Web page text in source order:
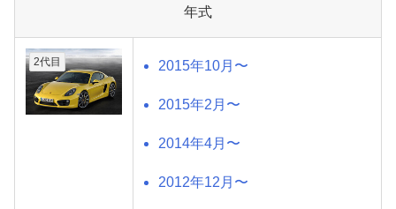
年式
2代目 2015年10月〜
2015年2月〜
2014年4月〜
2012年12月〜